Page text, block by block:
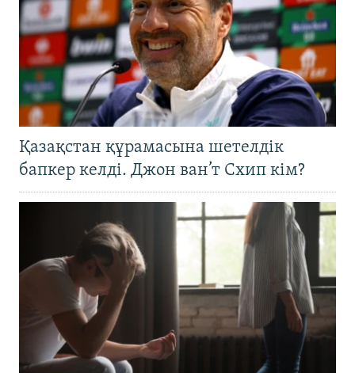
Қазақстан құрамасына шетелдік
бапкер келді. Джон ван’т Схип кім?